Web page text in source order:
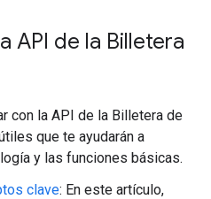
API de la Billetera
con la API de la Billetera de
que te ayudarán a
y las funciones básicas.
clave: En este artículo,